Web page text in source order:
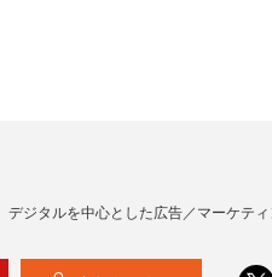
デジタルを中心とした広告／マーケテ